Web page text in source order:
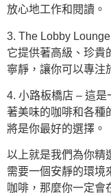
放心地工作和閱讀。
3. The Lobby
它提供著高級、珍貴
寧靜，讓你可以專注
4. 小路板橋店 – 這
著美味的咖啡和各種
將是你最好的選擇。
以上就是我們為你精
需要一個安靜的環境
咖啡，那麼你一定會